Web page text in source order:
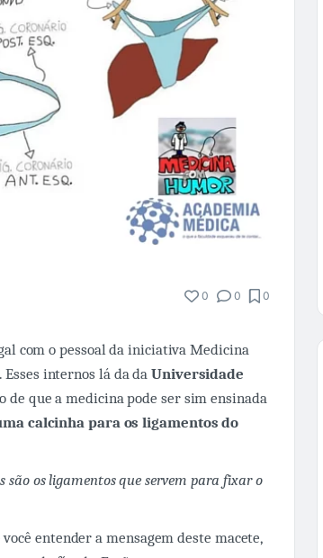
0 0 0
com o pessoal da iniciativa Medicina
Esses internos lá da daUniversidade
de que a medicina pode ser sim ensinada
calcinha para os ligamentos do
são os ligamentos que servem para fixar o
entender a mensagem deste macete,